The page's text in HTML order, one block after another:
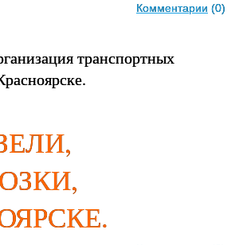
Комментарии (0)
транспортных